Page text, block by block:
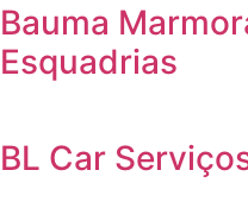
Bauma
Esquadrias
BL Car